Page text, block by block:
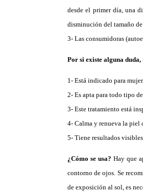
desde el primer día, una
disminución del tamaño
3- Las consumidoras
Por si existe alguna duda,
1- Está indicado para
2- Es apta para todo tipo
3- Este tratamiento está
4- Calma y renueva la piel
5- Tiene resultados
¿Cómo se usa? Hay que
contorno de ojos. Se
de exposición al sol, es